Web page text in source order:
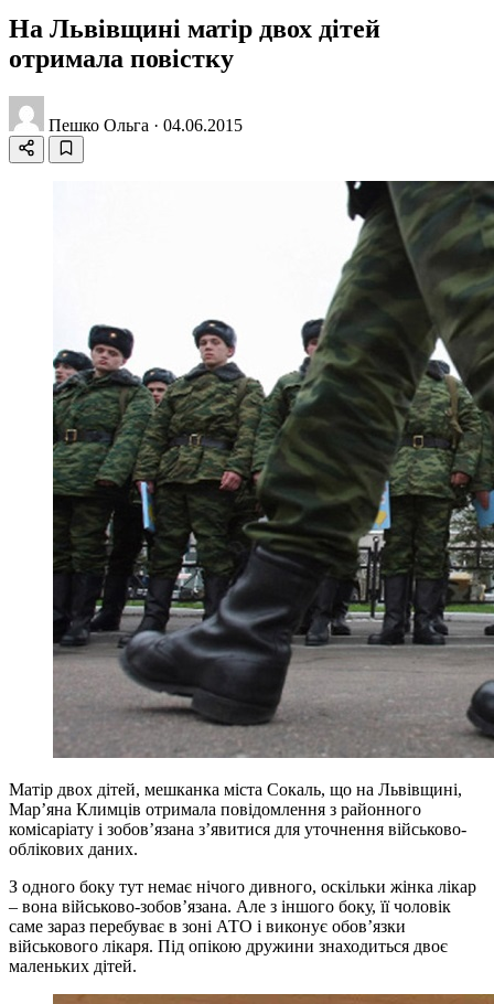
На Львівщині матір двох дітей
отримала повістку
Пешко Ольга · 04.06.2015
Матір двох дітей, мешканка міста Сокаль, що на Львівщині,
Мар’яна Климців отримала повідомлення з районного
комісаріату і зобов’язана з’явитися для уточнення військово-
облікових даних.
З одного боку тут немає нічого дивного, оскільки жінка лікар
– вона військово-зобов’язана. Але з іншого боку, її чоловік
саме зараз перебуває в зоні АТО і виконує обов’язки
військового лікаря. Під опікою дружини знаходиться двоє
маленьких дітей.